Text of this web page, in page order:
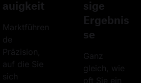
auigkeit
Marktführen
de
Präzision,
auf die Sie
sich
sige
Ergebnis
se
Ganz
gleich, wie
oft Sie ein